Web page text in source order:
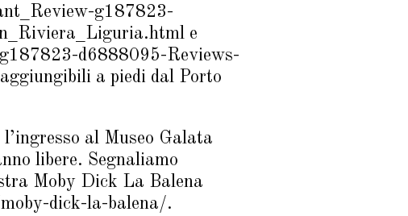
g187823-
e
d6888095-Reviews-
a piedi dal Porto
al Museo Galata
libere. Segnaliamo
Moby Dick La Balena
dick-la-balena/.